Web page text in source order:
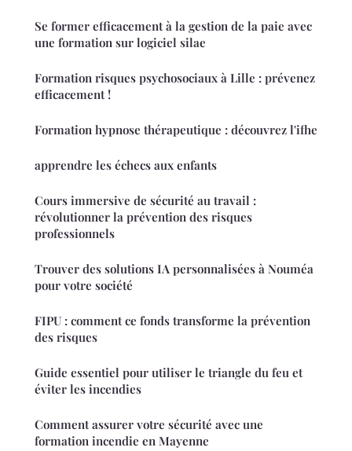
Se former efficacement à la gestion de la paie avec
une formation sur logiciel silae
Formation risques psychosociaux à Lille : prévenez
efficacement !
Formation hypnose thérapeutique : découvrez l'ifhe
apprendre les échecs aux enfants
Cours immersive de sécurité au travail :
révolutionner la prévention des risques
professionnels
Trouver des solutions IA personnalisées à Nouméa
pour votre société
FIPU : comment ce fonds transforme la prévention
des risques
Guide essentiel pour utiliser le triangle du feu et
éviter les incendies
Comment assurer votre sécurité avec une
formation incendie en Mayenne